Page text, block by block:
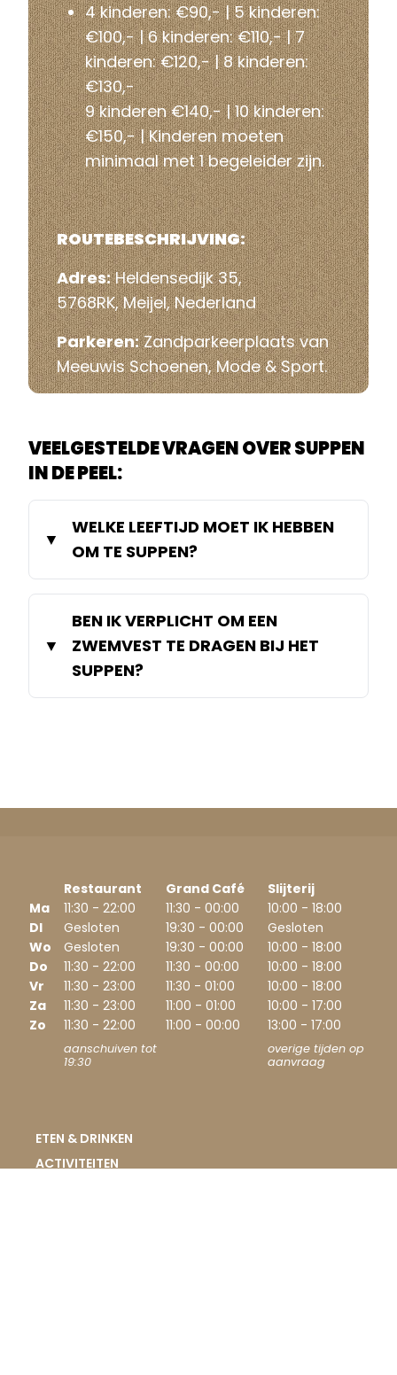
4 kinderen: €90,- | 5 kinderen:
€100,- | 6 kinderen: €110,- | 7
kinderen: €120,- | 8 kinderen:
€130,-
9 kinderen €140,- | 10 kinderen:
€150,- | Kinderen moeten
minimaal met 1 begeleider zijn.
ROUTEBESCHRIJVING:
Adres:Heldensedijk 35,
5768RK, Meijel, Nederland
Parkeren:Zandparkeerplaats van
Meeuwis Schoenen, Mode & Sport.
VEELGESTELDE VRAGEN OVER SUPPEN
IN DE PEEL:
WELKE LEEFTIJD MOET IK HEBBEN
OM TE SUPPEN?
BEN IK VERPLICHT OM EEN
ZWEMVEST TE DRAGEN BIJ HET
SUPPEN?
Restaurant Grand Café
Slijterij
Ma
11:30 - 22:00 11:30 - 00:00
10:00 - 18:00
DI
Gesloten 19:30 - 00:00
Gesloten
Wo
Gesloten 19:30 - 00:00
10:00 - 18:00
Do
11:30 - 22:00 11:30 - 00:00
10:00 - 18:00
Vr
11:30 - 23:00 11:30 - 01:00
10:00 - 18:00
Za
11:30 - 23:00 11:00 - 01:00
10:00 - 17:00
Zo
11:30 - 22:00 11:00 - 00:00 13:00 - 17:00
aanschuiven tot
19:30
overige tijden op
aanvraag
ETEN & DRINKEN
ACTIVITEITEN